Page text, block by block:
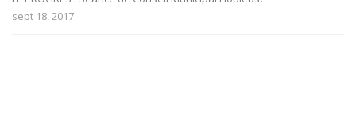
sept 18, 2017